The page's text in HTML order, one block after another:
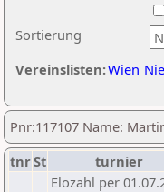
Sortierung
Vereinslisten:Wien
Pnr:117107 Name:
tnrSt turnier
Elozahl per